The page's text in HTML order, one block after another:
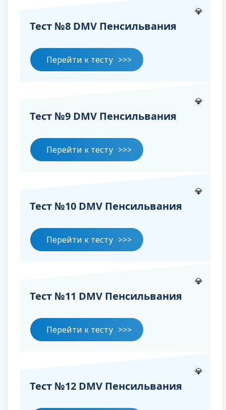
💎
Тест №8 DMV Пенсильвания
Перейти к тесту
💎
Тест №9 DMV Пенсильвания
Перейти к тесту
💎
Тест №10 DMV Пенсильвания
Перейти к тесту
💎
Тест №11 DMV Пенсильвания
Перейти к тесту
💎
Тест №12 DMV Пенсильвания